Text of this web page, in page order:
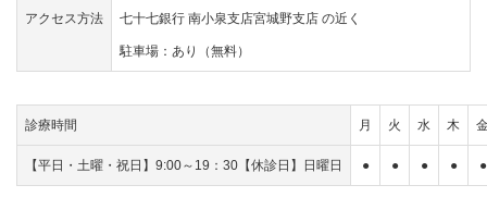
アクセス方法 七十七銀行 南小泉支店宮城野支店 の近く
駐車場：あり（無料）
診療時間 月 火 水 木
【平日・土曜・祝日】9:00～19：30【休診日】日曜日 ● ● ● ● ●